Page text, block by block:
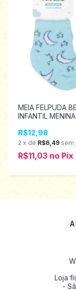
MEIA FELPUDA
INFANTIL
94452
R$12,98
2 x de R$6,49 sem
R$11,03 no Pix
Loja
-